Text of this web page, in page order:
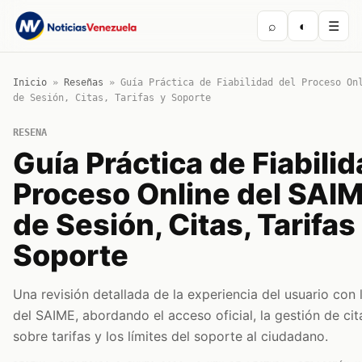
⌕ ◐ ☰
Inicio » Reseñas » Guía Práctica de Fiabilidad del Proceso
de Sesión, Citas, Tarifas y Soporte
RESENA
Guía Práctica de
Proceso Online del
de Sesión, Citas, Tarifas
Soporte
Una revisión detallada de la experiencia del usuario con
del SAIME, abordando el acceso oficial, la gestión de
sobre tarifas y los límites del soporte al ciudadano.